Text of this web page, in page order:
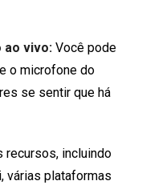
ao vivo: Você pode
o microfone do
se sentir que há
recursos, incluindo
várias plataformas